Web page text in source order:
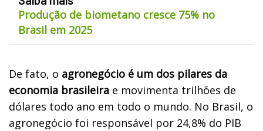
Produção de biometano cresce 75% no
Brasil em 2025
De fato, o agronegócio é um dos pilares da
economia brasileira e movimenta trilhões de
dólares todo ano em todo o mundo. No Brasil, o
agronegócio foi responsável por 24,8% do PIB